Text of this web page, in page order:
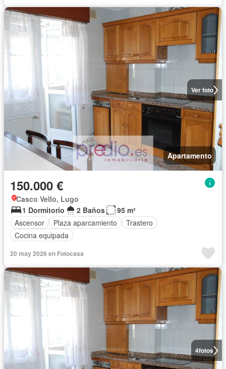
Ver foto
Apartamento
150.000 €
Casco Vello, Lugo
1 Dormitorio
2 Baños
95 m²
Ascensor
Plaza aparcamiento
Trastero
Cocina equipada
20 may 2026 en Fotocasa
4fotos